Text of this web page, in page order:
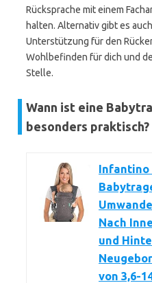
Rücksprache mit einem
halten. Alternativ gibt es
Unterstützung für den
Wohlbefinden für dich und
Stelle.
Wann ist eine
besonders praktisch?
Infantino
Nach
und
von 3,6-